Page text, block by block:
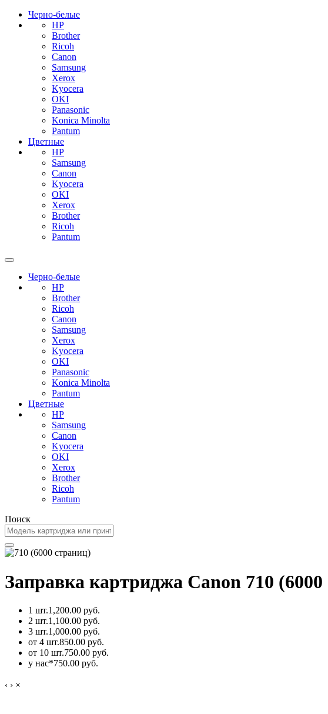
Черно-белые
HP
Brother
Ricoh
Canon
Samsung
Xerox
Kyocera
OKI
Panasonic
Konica Minolta
Pantum
Цветные
HP
Samsung
Canon
Kyocera
OKI
Xerox
Brother
Ricoh
Pantum
Черно-белые
HP
Brother
Ricoh
Canon
Samsung
Xerox
Kyocera
OKI
Panasonic
Konica Minolta
Pantum
Цветные
HP
Samsung
Canon
Kyocera
OKI
Xerox
Brother
Ricoh
Pantum
Поиск
Заправка картриджа Canon 710 (6000
1 шт.1,200.00 руб.
2 шт.1,100.00 руб.
3 шт.1,000.00 руб.
от 4 шт.850.00 руб.
от 10 шт.750.00 руб.
у нас*750.00 руб.
‹ › ×